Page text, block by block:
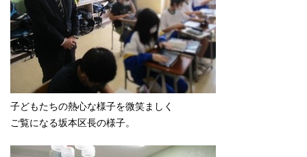
子どもたちの熱心な様子を微笑ましく
ご覧になる坂本区長の様子。